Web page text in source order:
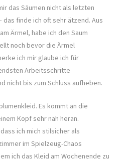
das Säumen nicht als letzten
finde ich oft sehr ätzend. Aus
Ärmel, habe ich den Saum
noch bevor die Ärmel
ich mir glaube ich für
Arbeitsschritte
nicht bis zum Schluss aufheben.
Es kommt an die
Kopf sehr nah heran.
ich mich stilsicher als
im Spielzeug-Chaos
ich das Kleid am Wochenende zu